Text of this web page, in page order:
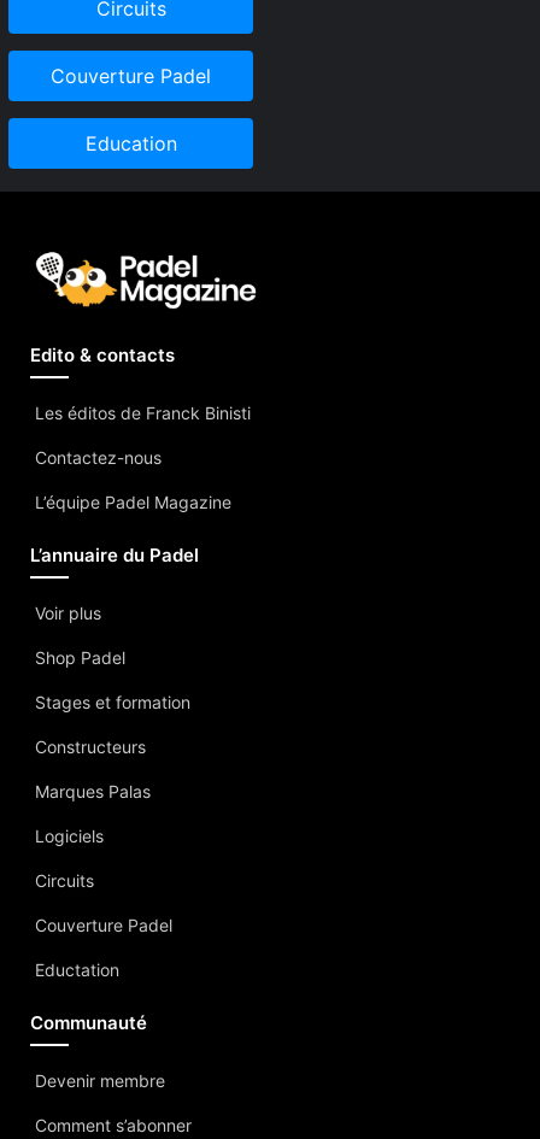
Circuits
Couverture Padel
Education
Edito & contacts
Les éditos de Franck Binisti
Contactez-nous
L’équipe Padel Magazine
L’annuaire du Padel
Voir plus
Shop Padel
Stages et formation
Constructeurs
Marques Palas
Logiciels
Circuits
Couverture Padel
Eductation
Communauté
Devenir membre
Comment s’abonner